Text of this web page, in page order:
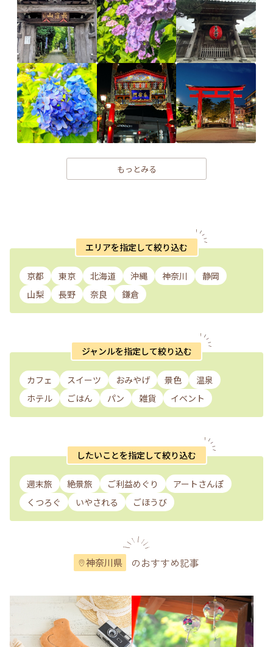
もっとみる
エリアを指定して絞り込む
京都 東京 北海道 沖縄 神奈川
静岡
山梨
長野 奈良 鎌倉
ジャンルを指定して絞り込む
カフェ スイーツ おみやげ 景色
温泉
ホテル
ごはん パン 雑貨 イベント
したいことを指定して絞り込む
週末旅 絶景旅 ご利益めぐり
アートさんぽ
くつろぐ
いやされる ごほうび
神奈川県 のおすすめ記事